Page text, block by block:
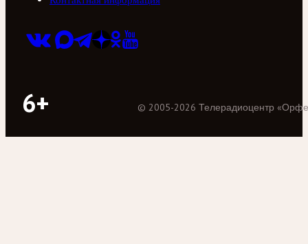
6+ © 2005-2026 Телерадиоцентр